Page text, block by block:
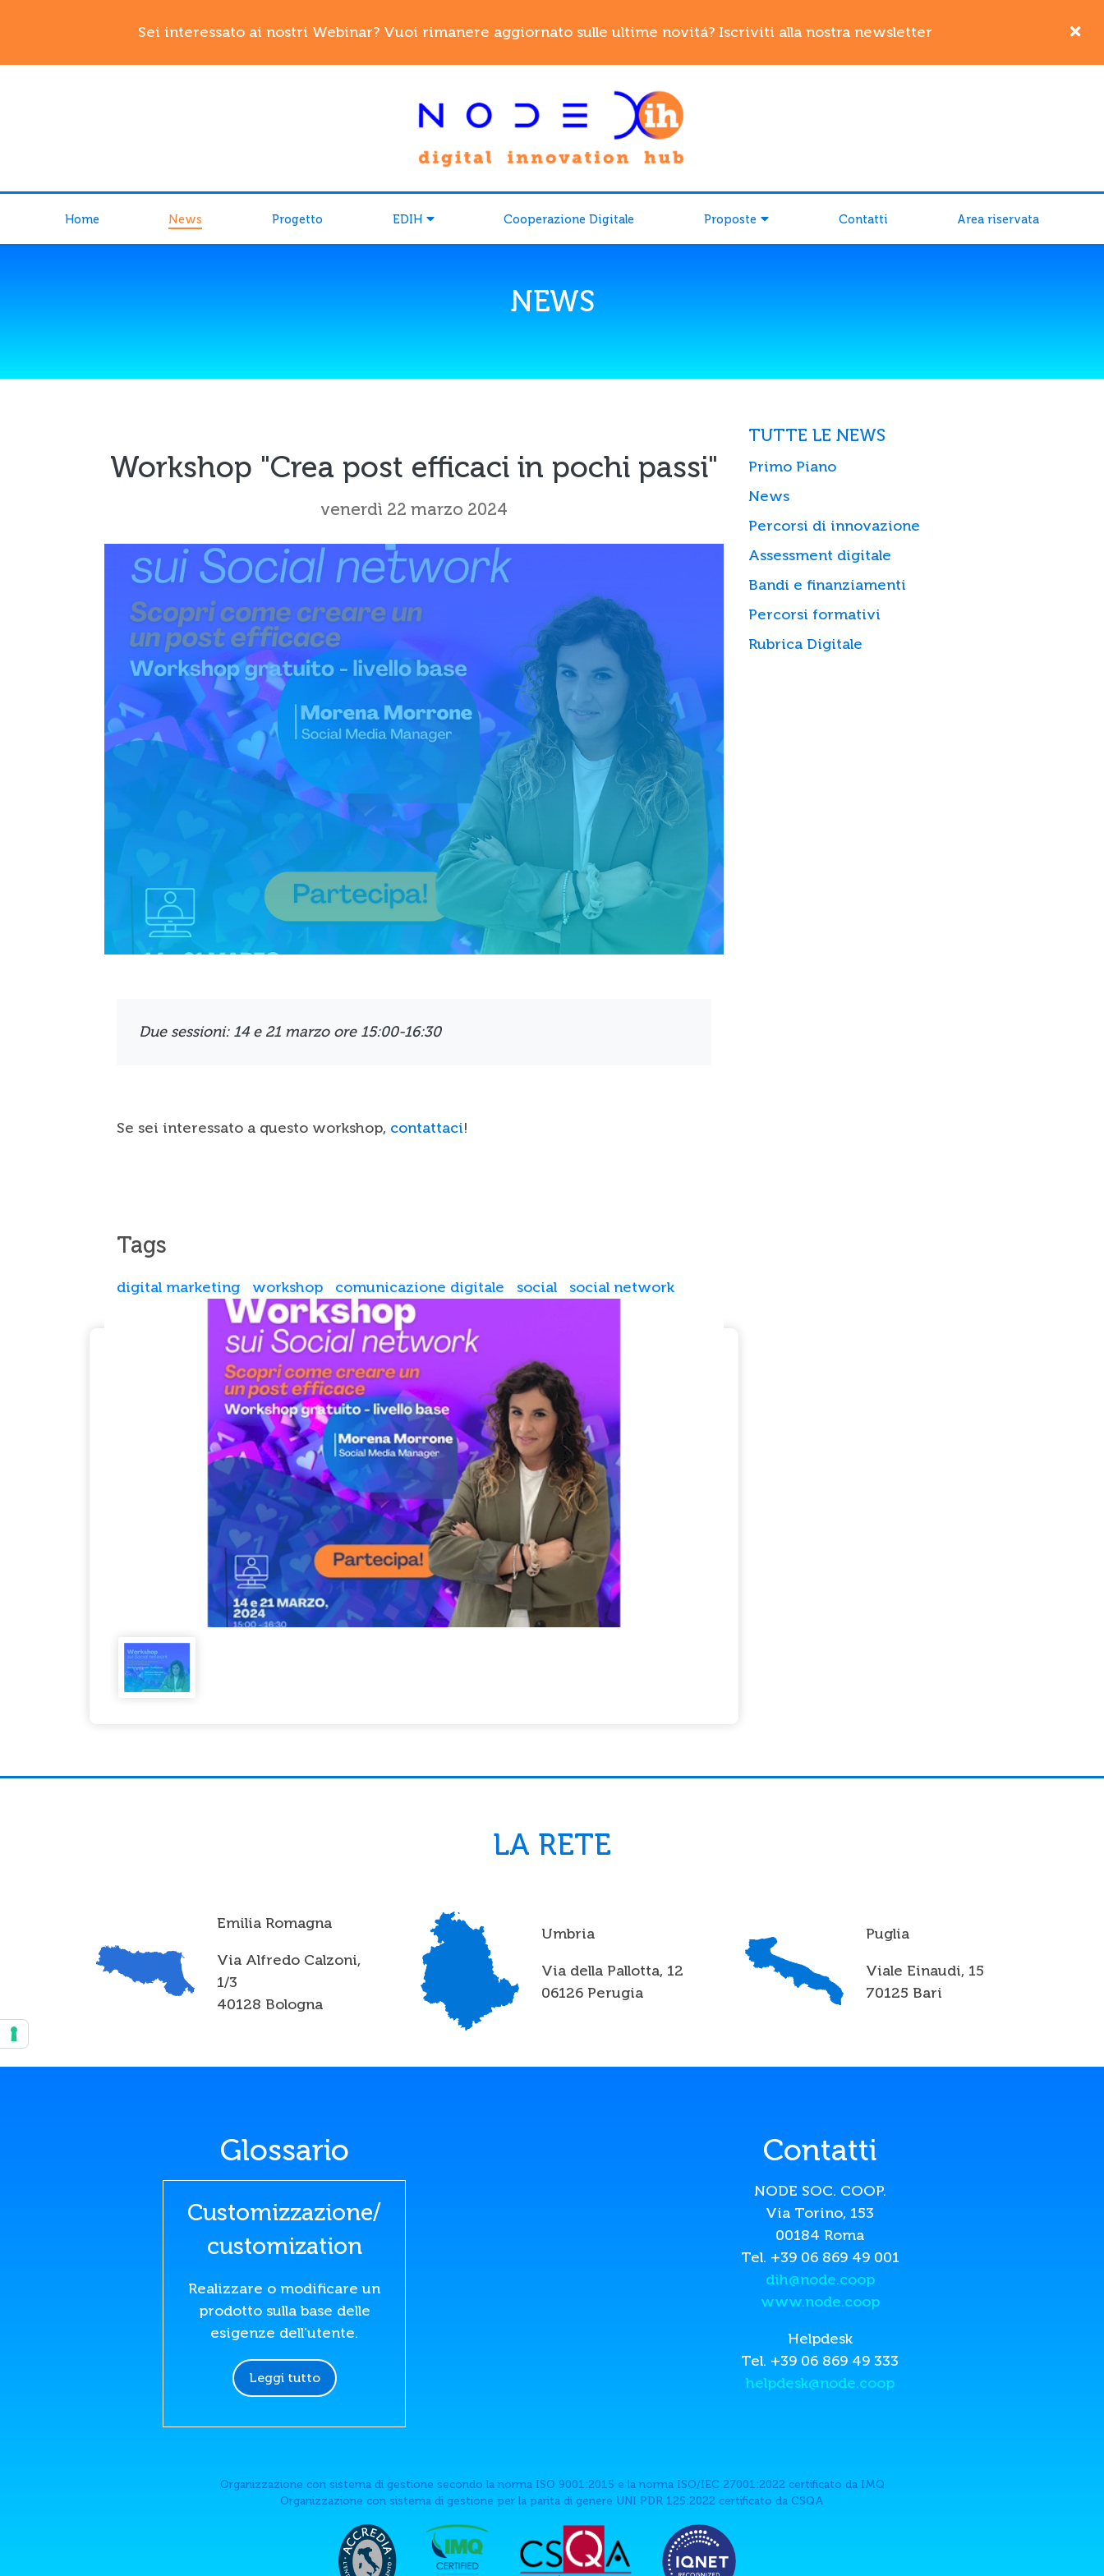
Sei interessato ai nostri Webinar? Vuoi rimanere aggiornato sulle ultime novitá? Iscriviti alla nostra newsletter
Home News Progetto EDIH Cooperazione Digitale Proposte Contatti Area riservata
NEWS
Workshop "Crea post efficaci in pochi passi"
venerdì 22 marzo 2024
Due sessioni: 14 e 21 marzo ore 15:00-16:30
Se sei interessato a questo workshop, contattaci!
Tags
digital marketing workshop comunicazione digitale social social network
TUTTE LE NEWS
Primo Piano
News
Percorsi di innovazione
Assessment digitale
Bandi e finanziamenti
Percorsi formativi
Rubrica Digitale
LA RETE
Emilia Romagna
Via Alfredo Calzoni,
1/3
40128 Bologna
Umbria
Via della Pallotta, 12
06126 Perugia
Puglia
Viale Einaudi, 15
70125 Bari
Glossario
Customizzazione/
customization
Realizzare o modificare un
prodotto sulla base delle
esigenze dell’utente.
Leggi tutto
Contatti
NODE SOC. COOP.
Via Torino, 153
00184 Roma
Tel. +39 06 869 49 001
dih@node.coop
www.node.coop
Helpdesk
Tel. +39 06 869 49 333
helpdesk@node.coop
Organizzazione con sistema di gestione secondo la norma ISO 9001:2015 e la norma ISO/IEC 27001:2022 certificato da IMQ
Organizzazione con sistema di gestione per la paritá di genere UNI PDR 125:2022 certificato da CSQA